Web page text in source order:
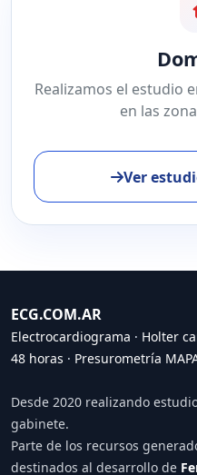
Realizamos el estudio
en las
Ver
ECG.COM.AR
Electrocardiograma · Holter
48 horas · Presurometría
Desde 2020 realizando
gabinete.
Parte de los recursos
destinados al desarrollo de